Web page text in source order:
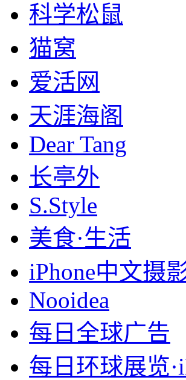
科学松鼠
猫窝
爱活网
天涯海阁
Dear Tang
长亭外
S.Style
美食·生活
iPhone中文摄
Nooidea
每日全球广告
每日环球展览